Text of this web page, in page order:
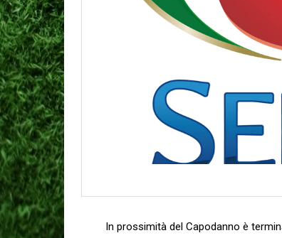
In prossimità del Capodanno è